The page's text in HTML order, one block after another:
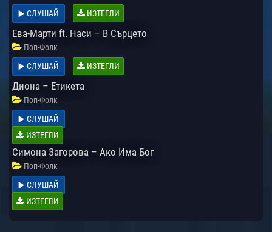
СЛУШАЙ
ИЗТЕГЛИ
Ева-Марти ft. Наси – В Сърцето
Поп-Фолк
СЛУШАЙ
ИЗТЕГЛИ
Диона – Етикета
Поп-Фолк
СЛУШАЙ
ИЗТЕГЛИ
Симона Загорова – Ако Има Бог
Поп-Фолк
СЛУШАЙ
ИЗТЕГЛИ